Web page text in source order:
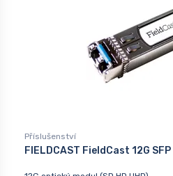
Příslušenství
FIELDCAST FieldCast 12G